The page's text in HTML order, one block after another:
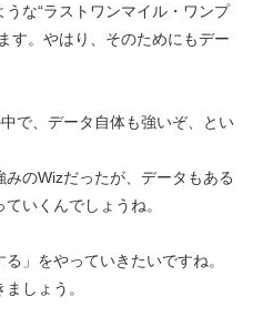
な“ラストワンマイル・ワンプ
す。やはり、そのためにもデー
で、データ自体も強いぞ、とい
のWizだったが、データもある
いくんでしょうね。
」をやっていきたいですね。
しょう。